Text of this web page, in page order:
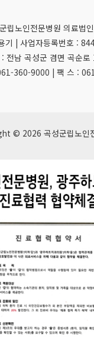
립노인전문병원 의료법
기 | 사업자등록번호 :
: 전남 곡성군 겸면 곡순로
360-9000 | 팩 스 :
© 2026 곡성군립노인